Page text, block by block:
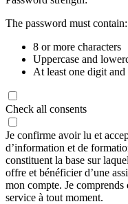
The password must contain:
8 or more characters
Uppercase and
At least one digit and
Check all consents
Je confirme avoir lu et
d’information et de
constituent la base sur
offre et bénéficier d’une
mon compte. Je comprends
service à tout moment.